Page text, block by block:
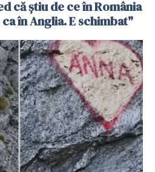
că știu de ce în România
în Anglia. E schimbat"